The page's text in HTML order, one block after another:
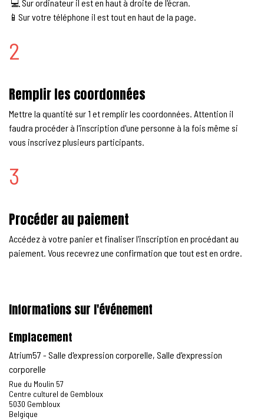
💻 Sur ordinateur il est en haut à droite de l'écran.
📱Sur votre téléphone il est tout en haut de la page.
2
Remplir les coordonnées
Mettre la quantité sur 1 et remplir les coordonnées. Attention il
faudra procéder à l'inscription d'une personne à la fois même si
vous inscrivez plusieurs participants.
3
Procéder au paiement
Accédez à votre panier et finaliser l'inscription en procédant au
paiement. Vous recevrez une confirmation que tout est en ordre.
Informations sur l'événement
Emplacement
Atrium57 - Salle d'expression corporelle, Salle d'expression
corporelle
Rue du Moulin 57
Centre culturel de Gembloux
5030 Gembloux
Belgique